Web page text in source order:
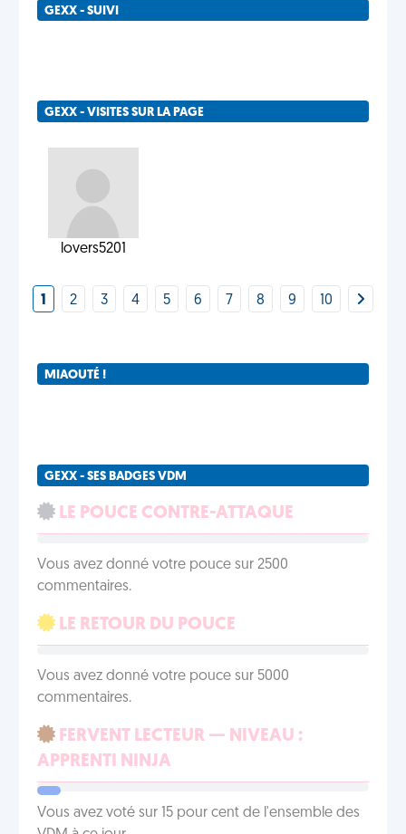
GEXX - SUIVI
GEXX - VISITES SUR LA PAGE
lovers5201
1 2 3 4 5 6 7 8 9 10
MIAOUTÉ !
GEXX - SES BADGES VDM
LE POUCE CONTRE-ATTAQUE
Vous avez donné votre pouce sur 2500
commentaires.
LE RETOUR DU POUCE
Vous avez donné votre pouce sur 5000
commentaires.
FERVENT LECTEUR — NIVEAU :
APPRENTI NINJA
Vous avez voté sur 15 pour cent de l'ensemble des